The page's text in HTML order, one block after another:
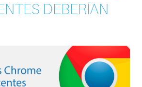
DEBERÍAN